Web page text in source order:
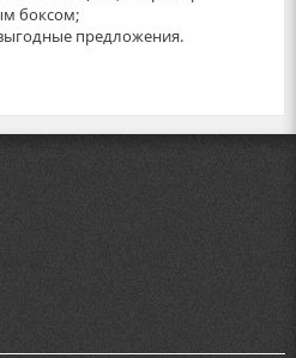
боксом;
предложения.